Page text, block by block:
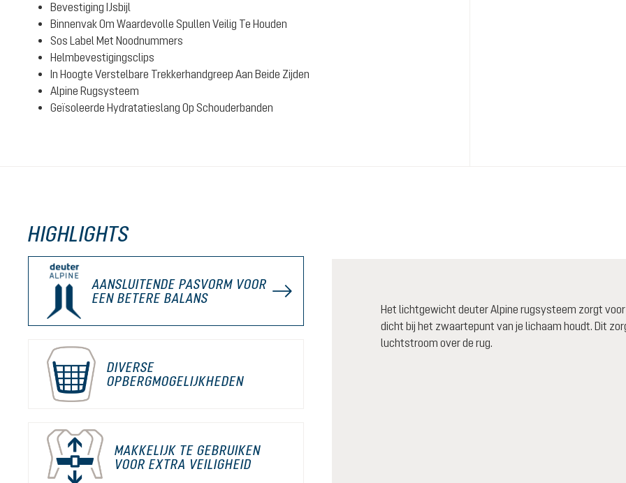
Bevestiging IJsbijl
Binnenvak Om Waardevolle Spullen Veilig Te Houden
Sos Label Met Noodnummers
Helmbevestigingsclips
In Hoogte Verstelbare Trekkerhandgreep Aan Beide Zijden
Alpine Rugsysteem
Geïsoleerde Hydratatieslang Op Schouderbanden
HIGHLIGHTS
AANSLUITENDE PASVORM VOOR
EEN BETERE BALANS
DIVERSE
OPBERGMOGELIJKHEDEN
MAKKELIJK TE GEBRUIKEN
VOOR EXTRA VEILIGHEID
Het lichtgewicht deuter Alpine rugsysteem zorgt
dicht bij het zwaartepunt van je lichaam houdt. Dit
luchtstroom over de rug.